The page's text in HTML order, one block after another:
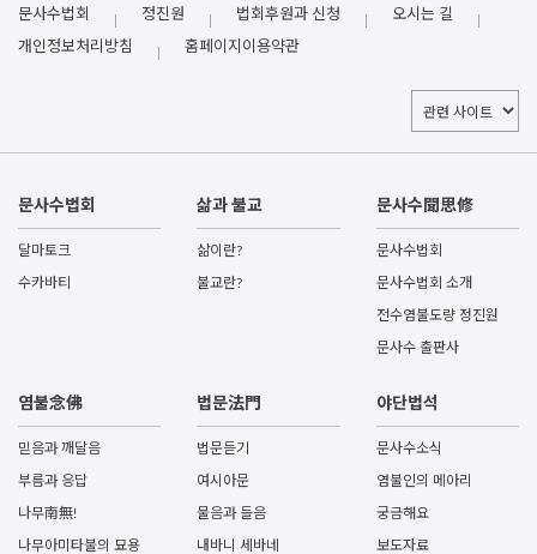
문사수법회 정진원 법회후원과 신청 오시는 길
개인정보처리방침 홈페이지이용약관
문사수법회
달마토크
수카바티
삶과 불교
삶이란?
불교란?
문사수聞思修
문사수법회
문사수법회 소개
전수염불도량 정진원
문사수 출판사
염불念佛
믿음과 깨달음
부름과 응답
나무南無!
나무아미타불의 묘용
법문法門
법문듣기
여시아문
물음과 들음
내바니 세바네
야단법석
문사수소식
염불인의 메아리
궁금해요
보도자료